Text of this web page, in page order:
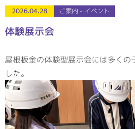
2026.04.28 ご案内 - イベント
体験展示会
屋根板金の体験型展示会には多くの
した。